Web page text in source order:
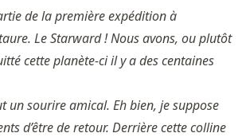
de la première expédition à
Le Starward ! Nous avons, ou plutôt
cette planète-ci il y a des centaines
un sourire amical. Eh bien, je suppose
d’être de retour. Derrière cette colline